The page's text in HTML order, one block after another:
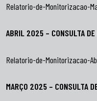
Relatorio-de-Monitorizacao-
ABRIL 2025 – CONSULTA DE
Relatorio-de-Monitorizacao-
MARÇO 2025 – CONSULTA